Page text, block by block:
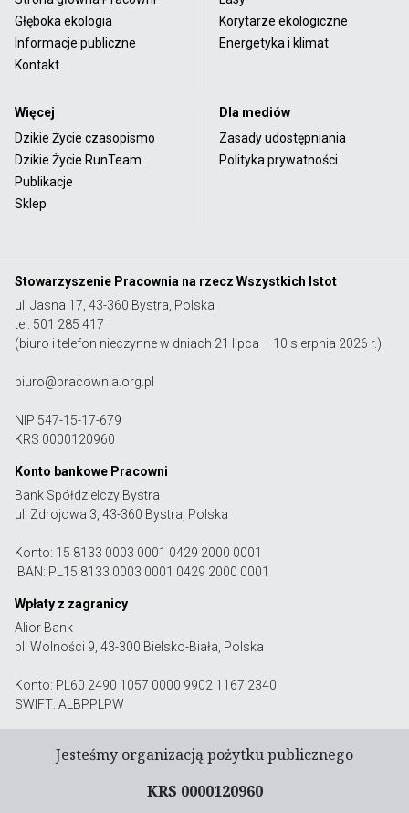
Głęboka ekologia
Informacje publiczne
Kontakt
Korytarze ekologiczne
Energetyka i klimat
Więcej
Dzikie Życie czasopismo
Dzikie Życie RunTeam
Publikacje
Sklep
Dla mediów
Zasady udostępniania
Polityka prywatności
Stowarzyszenie Pracownia na rzecz Wszystkich Istot
ul. Jasna 17, 43-360 Bystra, Polska
tel. 501 285 417
(biuro i telefon nieczynne w dniach 21 lipca – 10 sierpnia 2026 r.)
biuro@pracownia.org.pl
NIP 547-15-17-679
KRS 0000120960
Konto bankowe Pracowni
Bank Spółdzielczy Bystra
ul. Zdrojowa 3, 43-360 Bystra, Polska
Konto: 15 8133 0003 0001 0429 2000 0001
IBAN: PL15 8133 0003 0001 0429 2000 0001
Wpłaty z zagranicy
Alior Bank
pl. Wolności 9, 43-300 Bielsko-Biała, Polska
Konto: PL60 2490 1057 0000 9902 1167 2340
SWIFT: ALBPPLPW
Jesteśmy organizacją pożytku publicznego
KRS 0000120960